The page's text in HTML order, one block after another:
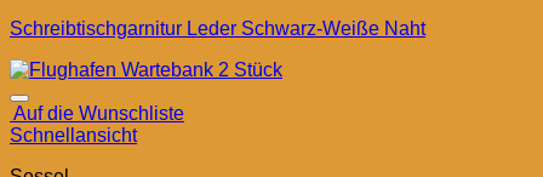
Schreibtischgarnitur Leder Schwarz-Weiße Naht
Auf die Wunschliste
Schnellansicht